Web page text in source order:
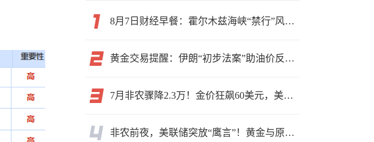
8月7日财经早餐：霍尔木兹海峡“禁行”风波再起，油价急涨金价承压，非农夜市场博弈加剧
黄金交易提醒：伊朗“初步法案”助油价反弹逾3%，金价小幅承压，非农重磅来袭！
7月非农骤降2.3万！金价狂飙60美元，美联储9月加息预期瞬间崩塌
非农前夜，美联储突放“鹰言”！黄金与原油为何联手反攻？